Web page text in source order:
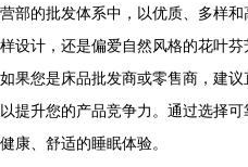
营部的批发体系中，以优质、多样
样设计，还是偏爱自然风格的花叶芬
如果您是床品批发商或零售商，建
以提升您的产品竞争力。通过选择
健康、舒适的睡眠体验。